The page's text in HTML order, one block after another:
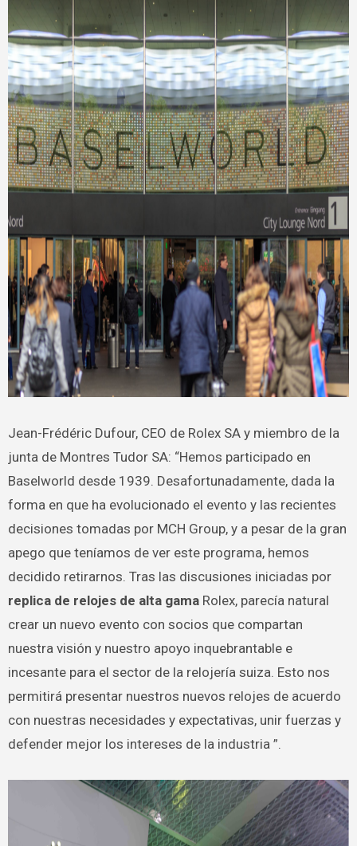
Jean-Frédéric Dufour, CEO de Rolex SA y miembro de la
junta de Montres Tudor SA: “Hemos participado en
Baselworld desde 1939. Desafortunadamente, dada la
forma en que ha evolucionado el evento y las recientes
decisiones tomadas por MCH Group, y a pesar de la gran
apego que teníamos de ver este programa, hemos
decidido retirarnos. Tras las discusiones iniciadas por
replica de relojes de alta gamaRolex, parecía natural
crear un nuevo evento con socios que compartan
nuestra visión y nuestro apoyo inquebrantable e
incesante para el sector de la relojería suiza. Esto nos
permitirá presentar nuestros nuevos relojes de acuerdo
con nuestras necesidades y expectativas, unir fuerzas y
defender mejor los intereses de la industria ”.